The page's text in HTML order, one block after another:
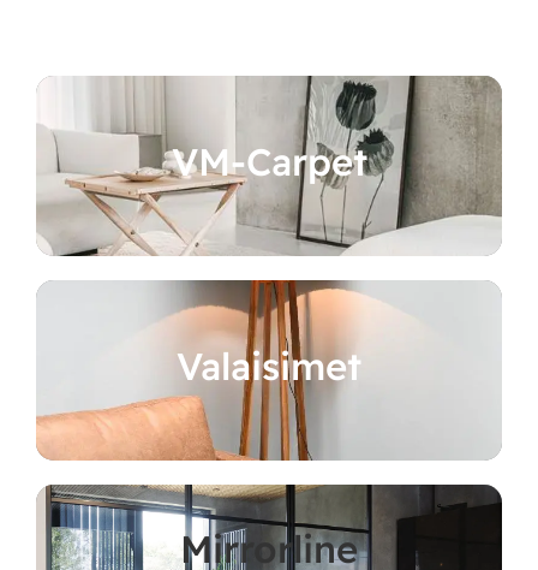
VM-Carpet
Valaisimet
Mirrorline